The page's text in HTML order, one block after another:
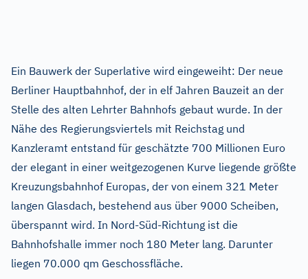
Ein Bauwerk der Superlative wird eingeweiht: Der neue
Berliner Hauptbahnhof, der in elf Jahren Bauzeit an der
Stelle des alten Lehrter Bahnhofs gebaut wurde. In der
Nähe des Regierungsviertels mit Reichstag und
Kanzleramt entstand für geschätzte 700 Millionen Euro
der elegant in einer weitgezogenen Kurve liegende größte
Kreuzungsbahnhof Europas, der von einem 321 Meter
langen Glasdach, bestehend aus über 9000 Scheiben,
überspannt wird. In Nord-Süd-Richtung ist die
Bahnhofshalle immer noch 180 Meter lang. Darunter
liegen 70.000 qm Geschossfläche.